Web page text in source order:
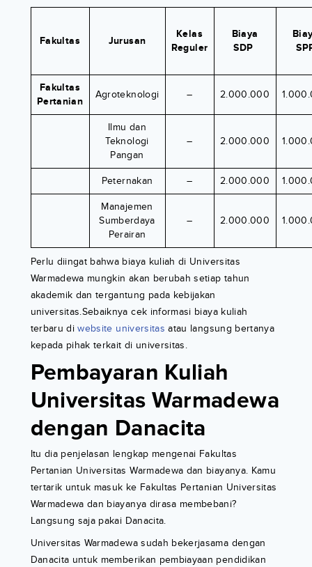
Fakultas Jurusan
Kelas
Reguler
Biaya
SDP
Fakultas
Pertanian
Agroteknologi – 2.000.000
Ilmu dan
Teknologi
Pangan
– 2.000.000
Peternakan – 2.000.000
Manajemen
Sumberdaya
Perairan
– 2.000.000
Perlu diingat bahwa biaya kuliah di Universitas
Warmadewa mungkin akan berubah setiap tahun
akademik dan tergantung pada kebijakan
universitas.Sebaiknya cek informasi biaya kuliah
terbaru diwebsite universitas atau langsung bertanya
kepada pihak terkait di universitas.
Pembayaran Kuliah
Universitas Warmadewa
dengan Danacita
Itu dia penjelasan lengkap mengenai Fakultas
Pertanian Universitas Warmadewa dan biayanya. Kamu
tertarik untuk masuk ke Fakultas Pertanian Universitas
Warmadewa dan biayanya dirasa membebani?
Langsung saja pakai Danacita.
Universitas Warmadewa sudah bekerjasama dengan
Danacita untuk memberikan pembiayaan pendidikan